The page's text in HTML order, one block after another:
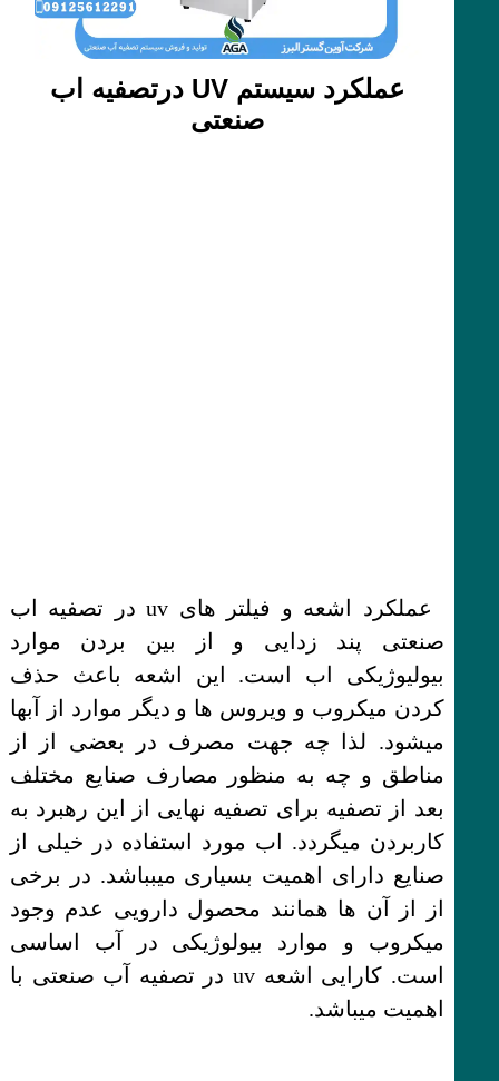
عملکرد سیستم UV درتصفیه اب
صنعتی
عملکرد اشعه و فیلتر های uv در تصفیه اب
صنعتی پند زدایی و از بین بردن موارد
بیولیوژیکی اب است. این اشعه باعث حذف
کردن میکروب و ویروس ها و دیگر موارد از آبها
میشود. لذا چه جهت مصرف در بعضی از از
مناطق و چه به منظور مصارف صنایع مختلف
بعد از تصفیه برای تصفیه نهایی از این رهبرد به
کاربردن میگردد. اب مورد استفاده در خیلی از
صنایع دارای اهمیت بسیاری میبباشد. در برخی
از از آن ها همانند محصول دارویی عدم وجود
میکروب و موارد بیولوژیکی در آب اساسی
است. کارایی اشعه uv در تصفیه آب صنعتی با
اهمیت میباشد.